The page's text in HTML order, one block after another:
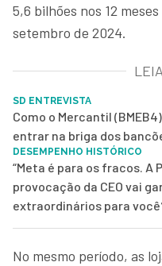
5,6 bilhões nos 12
setembro de 2024.
SD ENTREVISTA
Como o Mercantil
entrar na briga dos
DESEMPENHO HISTÓRICO
“Meta é para os fracos. A
provocação da CEO vai
extraordinários para
No mesmo período, as